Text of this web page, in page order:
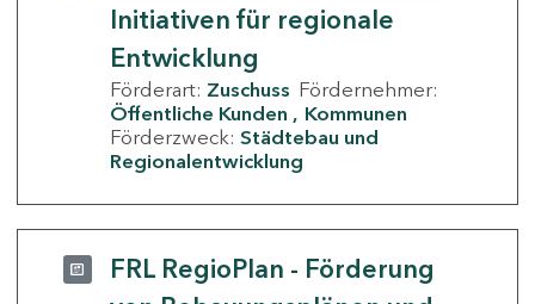
Initiativen für regionale
Entwicklung
Förderart: Zuschuss Fördernehmer:
Öffentliche Kunden
Kommunen
Förderzweck: Städtebau und
Regionalentwicklung
FRL RegioPlan - Förderung